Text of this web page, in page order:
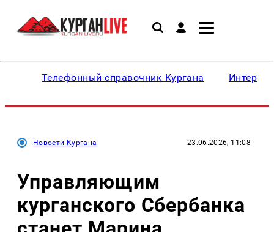
Телефонный справочник Кургана
Новости Кургана 23.06.2026, 11:08
Управляющим
курганского Сбербанка